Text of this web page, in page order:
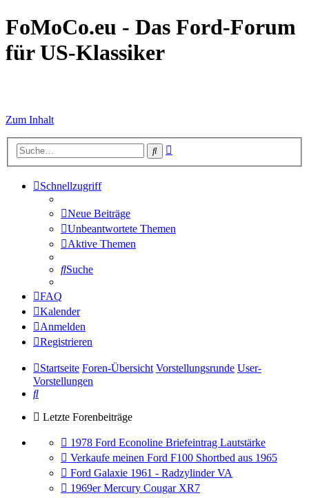
FoMoCo.eu - Das Ford-Forum
für US-Klassiker
Zum Inhalt
Suche
Schnellzugriff
Neue Beiträge
Unbeantwortete Themen
Aktive Themen
Suche
FAQ
Kalender
Anmelden
Registrieren
Startseite Foren-Übersicht Vorstellungsrunde User-
Vorstellungen
Suche
Letzte Forenbeiträge
Gehe
zum
letzten
Beitrag
1978 Ford Econoline Briefeintrag Lautstärke
Gehe
zum
letzten
Beitrag
Verkaufe meinen Ford F100 Shortbed aus 1965
Gehe
zum
letzten
Ford Galaxie 1961 - Radzylinder VA
Gehe
1969er Mercury Cougar XR7